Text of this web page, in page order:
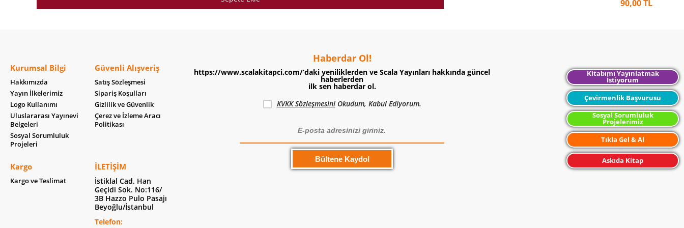
90,00 TL
Kurumsal Bilgi
Hakkımızda
Yayın İlkelerimiz
Logo Kullanımı
Uluslararası Yayınevi
Belgeleri
Sosyal Sorumluluk
Projeleri
Güvenli Alışveriş
Satış Sözleşmesi
Sipariş Koşulları
Gizlilik ve Güvenlik
Çerez ve İzleme Aracı
Politikası
Kargo
Kargo ve Teslimat
İLETIŞIM
İstiklal Cad. Han
Geçidi Sok. No:116/
3B Hazzo Pulo Pasajı
Beyoğlu/İstanbul
Telefon:
Haberdar Ol!
https://www.scalakitapci.com/’daki yeniliklerden ve Scala Yayınları hakkında güncel
haberlerden
ilk sen haberdar ol.
KVKK SözleşmesiniOkudum, Kabul Ediyorum.
Kitabımı Yayınlatmak
İstiyorum
Çevirmenlik Başvurusu
Sosyal Sorumluluk
Projelerimiz
Tıkla Gel & Al
Askıda Kitap